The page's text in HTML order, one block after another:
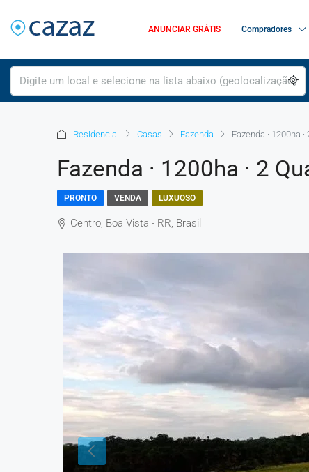
ANUNCIAR GRÁTIS Compradores
Residencial Casas Fazenda Fazenda · 1200ha
Fazenda · 1200ha · 2
PRONTO VENDA LUXUOSO
Centro, Boa Vista - RR, Brasil